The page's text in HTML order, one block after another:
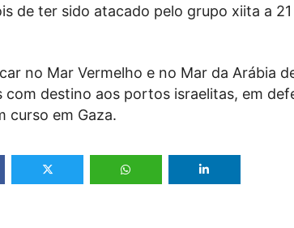
de ter sido atacado pelo grupo xiita a
no Mar Vermelho e no Mar da Arábia
com destino aos portos israelitas, em
curso em Gaza.